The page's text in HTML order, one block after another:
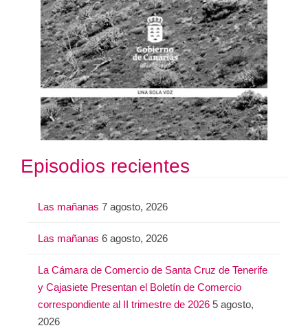
Episodios recientes
Las mañanas 7 agosto, 2026
Las mañanas 6 agosto, 2026
La Cámara de Comercio de Santa Cruz de Tenerife
y Cajasiete Presentan el Boletín de Comercio
correspondiente al II trimestre de 2026 5 agosto,
2026